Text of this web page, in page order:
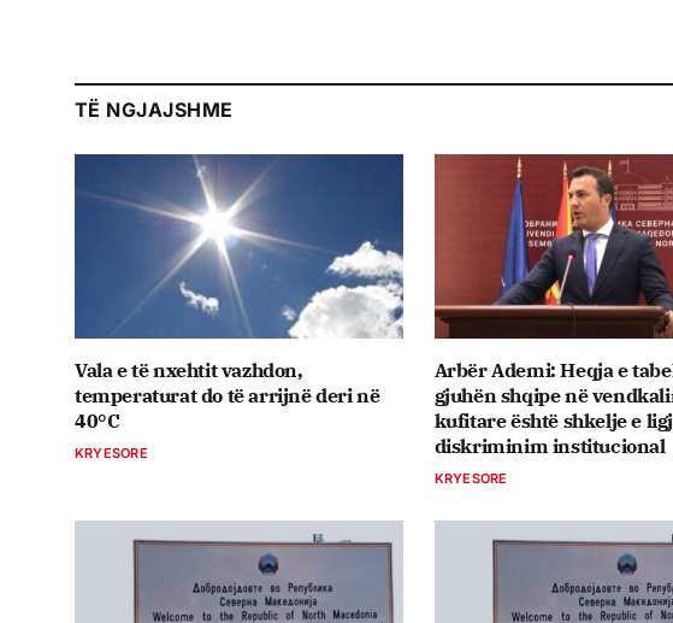
TË NGJAJSHME
Vala e të nxehtit vazhdon,
temperaturat do të arrijnë deri në
40°C
KRYESORE
Arbër Ademi: Heqja e
gjuhën shqipe në
kufitare është shkelje e
diskriminim institucional
KRYESORE